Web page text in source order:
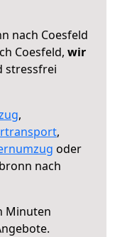
nach Coesfeld
Coesfeld, wir
stressfrei
,
,
oder
nach
Minuten